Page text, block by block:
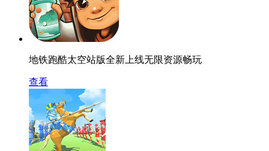
地铁跑酷太空站版全新上线无限资源畅玩
查看